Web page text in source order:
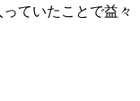
ていたことで益々